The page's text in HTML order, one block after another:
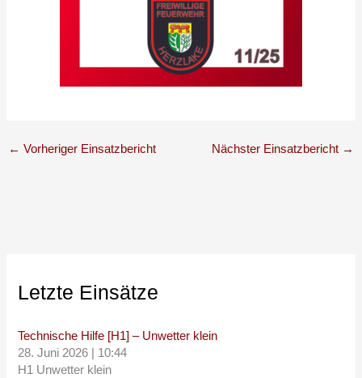
Letzte Einsätze
Technische Hilfe [H1] – Unwetter klein
28. Juni 2026
10:44
H1 Unwetter klein
← Vorheriger Einsatzbericht Nächster Einsatzbericht →